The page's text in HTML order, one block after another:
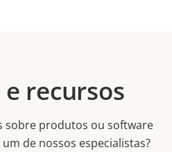
recursos
sobre produtos ou software
de nossos especialistas?